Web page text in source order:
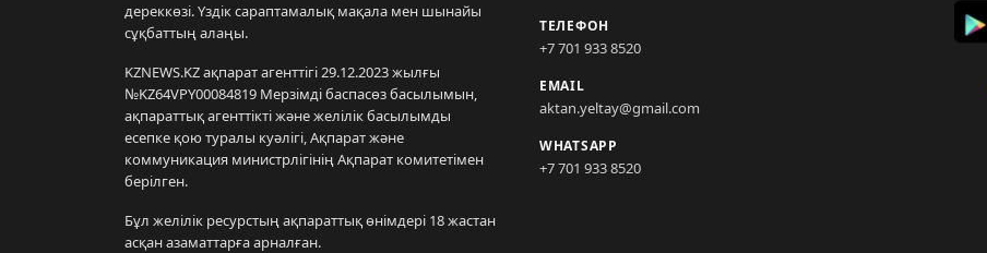
дереккөзі. Үздік сараптамалық мақала мен шынайы
сұқбаттың алаңы.
KZNEWS.KZ ақпарат агенттігі 29.12.2023 жылғы
№KZ64VPY00084819 Мерзімді баспасөз басылымын,
ақпараттық агенттікті және желілік басылымды
есепке қою туралы куәлігі, Ақпарат және
коммуникация министрлігінің Ақпарат комитетімен
берілген.
Бұл желілік ресурстың ақпараттық өнімдері 18 жастан
асқан азаматтарға арналған.
ТЕЛЕФОН
+7 701 933 8520
EMAIL
aktan.yeltay@gmail.com
WHATSAPP
+7 701 933 8520